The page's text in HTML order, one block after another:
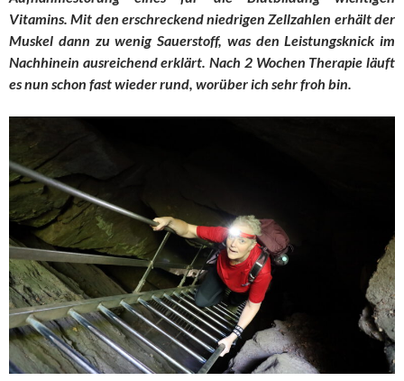
Vitamins. Mit den erschreckend niedrigen Zellzahlen erhält der
Muskel dann zu wenig Sauerstoff, was den Leistungsknick im
Nachhinein ausreichend erklärt. Nach 2 Wochen Therapie läuft
es nun schon fast wieder rund, worüber ich sehr froh bin.